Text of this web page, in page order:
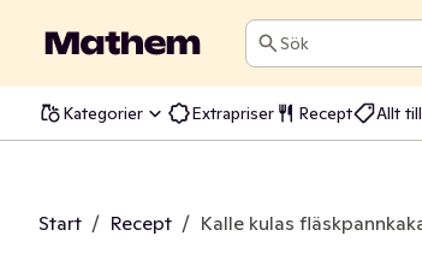
Sök
Kategorier Extrapriser Recept Allt
Start / Recept / Kalle kulas